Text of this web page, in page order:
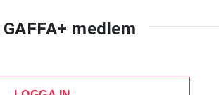
medlem